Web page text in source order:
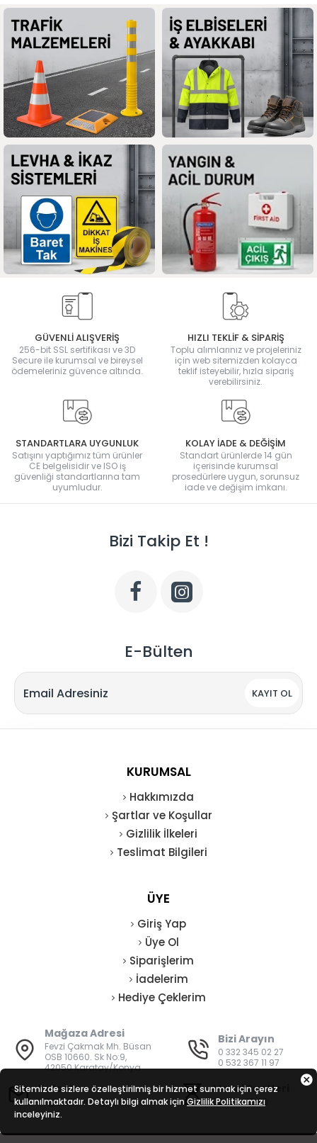
GÜVENLİ ALIŞVERİŞ
256-bit SSL sertifikası ve 3D
Secure ile kurumsal ve bireysel
ödemeleriniz güvence altında.
HIZLI TEKLİF & SİPARİŞ
Toplu alımlarınız ve projeleriniz
için web sitemizden kolayca
teklif isteyebilir, hızla sipariş
verebilirsiniz.
STANDARTLARA UYGUNLUK
Satışını yaptığımız tüm ürünler
CE belgelisidir ve ISO iş
güvenliği standartlarına tam
uyumludur.
KOLAY İADE & DEĞİŞİM
Standart ürünlerde 14 gün
içerisinde kurumsal
prosedürlere uygun, sorunsuz
iade ve değişim imkanı.
Bizi Takip Et !
E-Bülten
KAYIT OL
KURUMSAL
Hakkımızda
Şartlar ve Koşullar
Gizlilik İlkeleri
Teslimat Bilgileri
ÜYE
Giriş Yap
Üye Ol
Siparişlerim
İadelerim
Hediye Çeklerim
Mağaza Adresi
Fevzi Çakmak Mh. Büsan
OSB 10660. Sk No:9,
42050 Karatay/Konya
Bizi Arayın
0 332 345 02 27
0 532 367 11 97
E-Posta
bilgi@vatanisguvenligi.com
Mesai Saatleri
08:00 - 19:00
Sitemizde sizlere özelleştirilmiş bir hizmet sunmak için çerez
kullanılmaktadır. Detaylı bilgi almak için Gizlilik Politikamızı
inceleyiniz.